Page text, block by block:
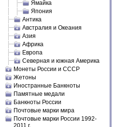
Ямайка
Япония
Антика
Австралия и Океания
Азия
Африка
Европа
Северная и южная Америка
Монеты России и СССР
Жетоны
Иностранные Банкноты
Памятные медали
Банкноты России
Почтовые марки мира
Почтовые марки России 1992-
2011 г.